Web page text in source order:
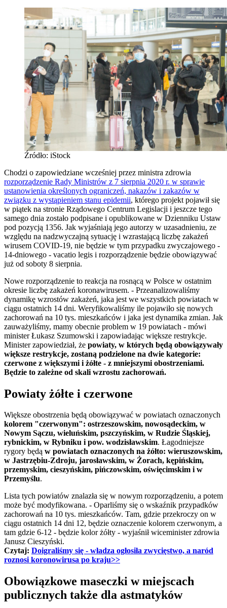
Źródło: iStock
Chodzi o zapowiedziane wcześniej przez ministra zdrowia
rozporządzenie Rady Ministrów z 7 sierpnia 2020 r. w sprawie
ustanowienia określonych ograniczeń, nakazów i zakazów w
związku z wystąpieniem stanu epidemii, którego projekt pojawił się
w piątek na stronie Rządowego Centrum Legislacji i jeszcze tego
samego dnia zostało podpisane i opublikowane w Dzienniku Ustaw
pod pozycją 1356. Jak wyjaśniają jego autorzy w uzasadnieniu, ze
względu na nadzwyczajną sytuację i wzrastającą liczbę zakażeń
wirusem COVID-19, nie będzie w tym przypadku zwyczajowego -
14-dniowego - vacatio legis i rozporządzenie będzie obowiązywać
już od soboty 8 sierpnia.
Nowe rozporządzenie to reakcja na rosnącą w Polsce w ostatnim
okresie liczbę zakażeń koronawirusem. - Przeanalizowaliśmy
dynamikę wzrostów zakażeń, jaka jest we wszystkich powiatach w
ciągu ostatnich 14 dni. Weryfikowaliśmy ile pojawiło się nowych
zachorowań na 10 tys. mieszkańców i jaka jest dynamika zmian. Jak
zauważyliśmy, mamy obecnie problem w 19 powiatach - mówi
minister Łukasz Szumowski i zapowiadając większe restrykcje.
Minister zapowiedział, że powiaty, w których będą obowiązywały
większe restrykcje, zostaną podzielone na dwie kategorie:
czerwone z większymi i żółte - z mniejszymi obostrzeniami.
Będzie to zależne od skali wzrostu zachorowań.
Powiaty żółte i czerwone
Większe obostrzenia będą obowiązywać w powiatach oznaczonych
kolorem "czerwonym": ostrzeszowskim, nowosądeckim, w
Nowym Sączu, wieluńskim, pszczyńskim, w Rudzie Śląskiej,
rybnickim, w Rybniku i pow. wodzisławskim. Łagodniejsze
rygory będą w powiatach oznaczonych na żółto: wieruszowskim,
w Jastrzębiu-Zdroju, jarosławskim, w Żorach, kępińskim,
przemyskim, cieszyńskim, pińczowskim, oświęcimskim i w
Przemyślu.
Lista tych powiatów znalazła się w nowym rozporządzeniu, a potem
może być modyfikowana. - Oparliśmy się o wskaźnik przypadków
zachorowań na 10 tys. mieszkańców. Tam, gdzie przekroczy on w
ciągu ostatnich 14 dni 12, będzie oznaczenie kolorem czerwonym, a
tam gdzie 6-12 - będzie kolor żółty - wyjaśnił wiceminister zdrowia
Janusz Cieszyński.
Czytaj: Doigraliśmy się - władza ogłosiła zwycięstwo, a naród
roznosi koronowirusa po kraju>>
Obowiązkowe maseczki w miejscach
publicznych także dla astmatyków